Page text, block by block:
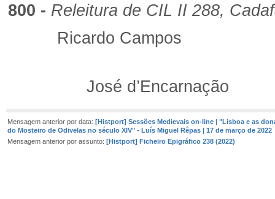
800 - Releitura de CIL II 288,
Ricardo Campos
José d’Encarnação
Mensagem anterior por data: [Histport] Sessões Medievais on-line | "Lisboa e as
do Mosteiro de Odivelas no século XIV" - Luís Miguel Rêpas | 17 de março de 2022
Mensagem anterior por assunto: [Histport] Ficheiro Epigráfico 238 (2022)